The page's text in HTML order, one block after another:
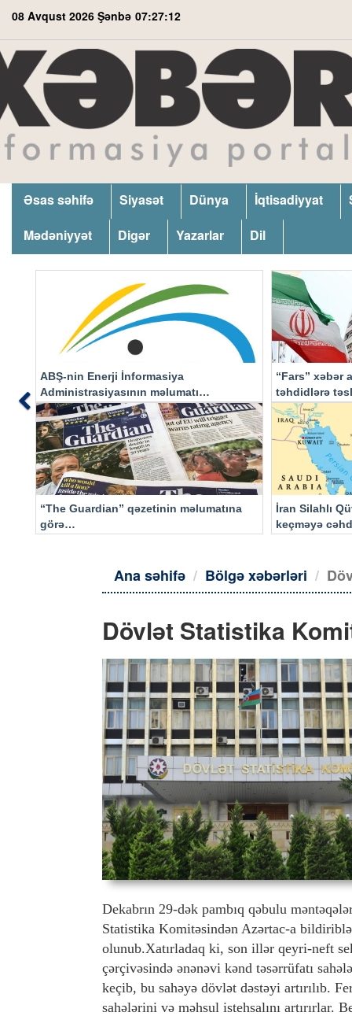
08 Avqust 2026 Şənbə 07:27:13
Əsas səhifə Siyasət Dünya İqtisadiyyat
Mədəniyyət
Digər Yazarlar Dil
ABŞ-nin Enerji İnformasiya
Administrasiyasının məlumatı
əsasında…
“Fars” xəbər
təhdidlərə
“The Guardian” qəzetinin məlumatına
görə…
İran Silahlı
keçməyə
Previous
Ana səhifə Bölgə xəbərləri
Dövlət Statistika
Dekabrın 29-dək pambıq qəbulu
Statistika Komitəsindən Azərtac-a
olunub.Xatırladaq ki, son illər qeyri-neft
çərçivəsində ənənəvi kənd təsərrüfatı
keçib, bu sahəyə dövlət dəstəyi artırılıb.
sahələrini və məhsul istehsalını